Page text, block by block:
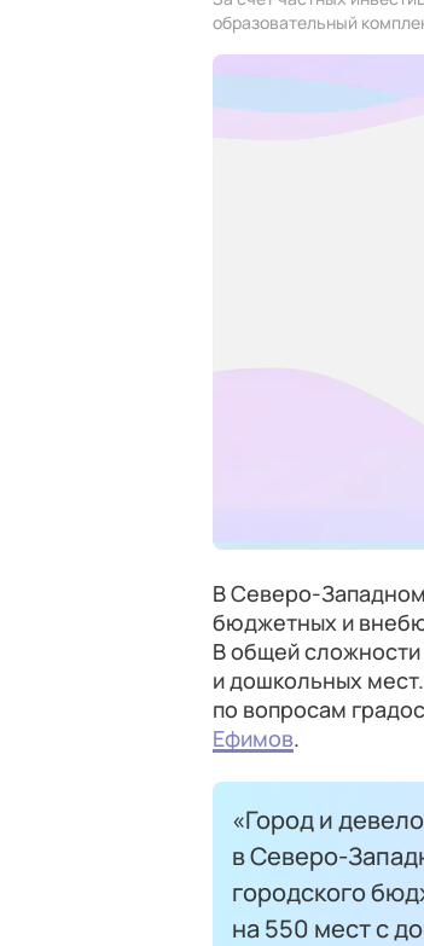
образовательный
В Северо-
бюджетных и
В общей
и дошкольных
по вопросам
Ефимов.
«Город и
в Северо-
городского
на 550 мест с